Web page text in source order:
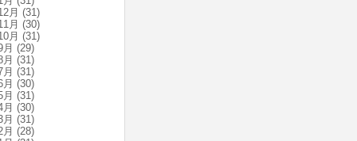
月 (31)
月 (30)
月 (31)
(29)
(31)
(31)
(30)
(31)
(30)
(31)
(28)